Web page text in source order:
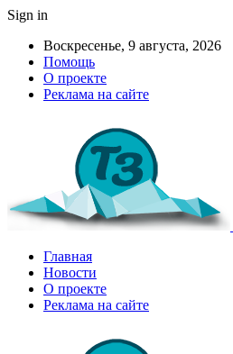
Sign in
Воскресенье, 9 августа, 2026
Помощь
О проекте
Реклама на сайте
Главная
Новости
О проекте
Реклама на сайте